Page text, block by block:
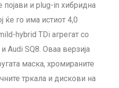
и plug-in хибридна
ќе го има истиот 4,0
hybrid TDi агрегат со
Audi SQ8. Оваа верзија
маска, хромираните
тркала и дискови на